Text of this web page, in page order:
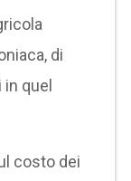
di
quel
costo dei